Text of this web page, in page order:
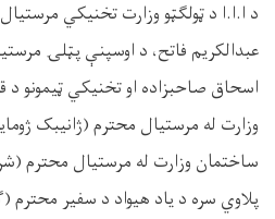
د ا.ا.ا د ټولګټو وزارت تخنيکي
عبدالکريم فاتح، د اوسپنې پټلۍ
اسحاق صاحبزاده او تخنيکي ټيمونو د
وزارت له مرستيال محترم (ژانيبک
ساختمان وزارت له مرستيال محترم
پلاوي سره د ياد هيواد د سفير